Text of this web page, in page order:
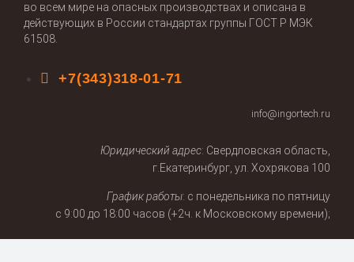
во всем мире на опасных производствах и описана в
действующих в России стандартах группы ГОСТ Р МЭК
61508.
+7(343)318-01-71
info@ingortech.ru
Юридический адрес: Свердловская область,
г.Екатеринбург, ул. Хохрякова 100
График работы: с понедельника по пятницу
с 9:00 до 18:00 часов (+2ч. к Московскому времени);